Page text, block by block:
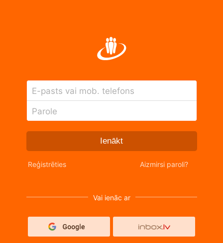
E-pasts vai mob. telefons
Parole
Ienākt
Reģistrēties Aizmirsi paroli?
Vai ienāc ar